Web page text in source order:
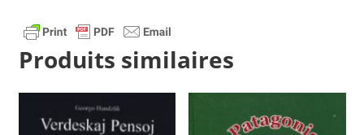
Produits similaires